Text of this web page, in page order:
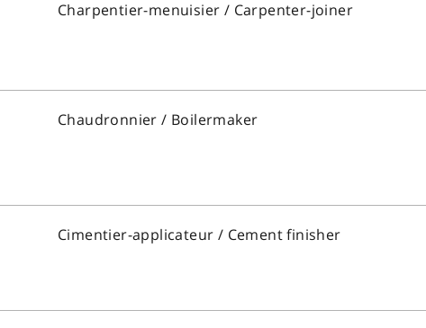
Charpentier-menuisier / Carpenter-joiner
Chaudronnier / Boilermaker
Cimentier-applicateur / Cement finisher